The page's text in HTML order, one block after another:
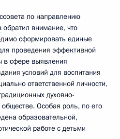
по направлению
обратил внимание, что
сформировать единые
проведения эффективной
в сфере выявления
условий для воспитания
ответственной личности,
духовно-
Особая роль, по его
образовательной,
работе с детьми